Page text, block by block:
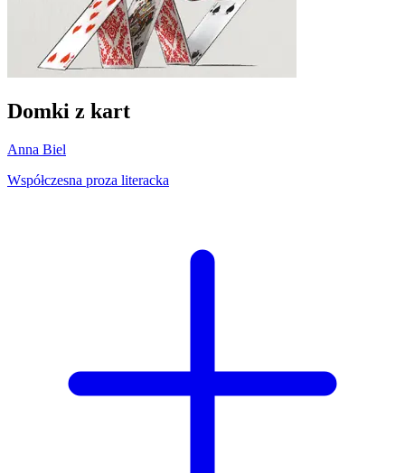
Domki z kart
Anna Biel
Współczesna proza literacka